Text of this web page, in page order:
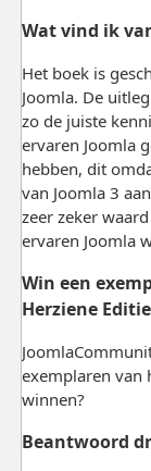
Wat vind ik
Het boek is
Joomla. De
zo de juiste
ervaren Joomla
hebben, dit
van Joomla 3
zeer zeker
ervaren Joomla
Win een
Herziene
exemplaren van
winnen?
Beantwoord